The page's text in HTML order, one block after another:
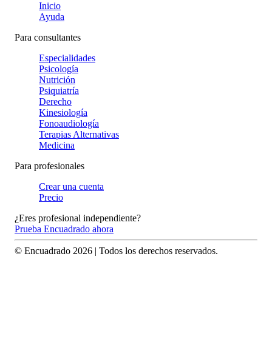
Inicio
Ayuda
Para consultantes
Especialidades
Psicología
Nutrición
Psiquiatría
Derecho
Kinesiología
Fonoaudiología
Terapias Alternativas
Medicina
Para profesionales
Crear una cuenta
Precio
¿Eres profesional independiente?
Prueba Encuadrado ahora
© Encuadrado 2026 | Todos los derechos reservados.